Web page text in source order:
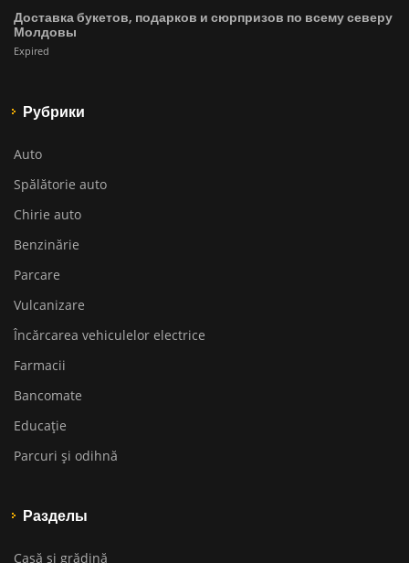
Доставка букетов, подарков и сюрпризов по всему северу
Молдовы
Expired
Рубрики
Auto
Spălătorie auto
Chirie auto
Benzinărie
Parcare
Vulcanizare
Încărcarea vehiculelor electrice
Farmacii
Bancomate
Educaţie
Parcuri și odihnă
Разделы
Casă și grădină